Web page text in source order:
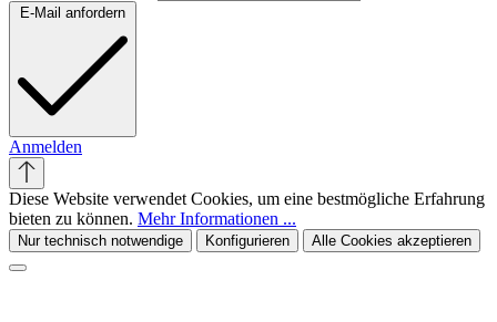
E-Mail anfordern
Anmelden
Diese Website verwendet Cookies, um eine bestmögliche Erfahrung
bieten zu können. Mehr Informationen ...
Nur technisch notwendige Konfigurieren Alle Cookies akzeptieren